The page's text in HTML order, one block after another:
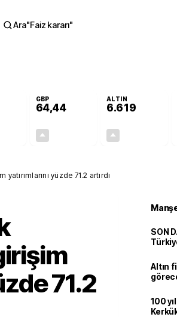
Ara"Faiz kararı"
GBP
64,44
ALTIN
6.619
yüzde 71.2 artırdı
71.2
SON
Altın
100